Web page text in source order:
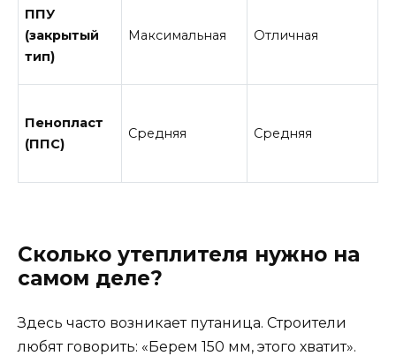
ППУ
(закрытый
тип)
Максимальная Отличная
Пенопласт
(ППС)
Средняя Средняя
Сколько утеплителя нужно на
самом деле?
Здесь часто возникает путаница. Строители
любят говорить: «Берем 150 мм, этого хватит».